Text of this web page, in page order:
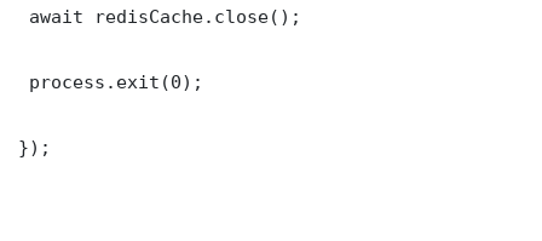
await redisCache.close();
process.exit(0);
});